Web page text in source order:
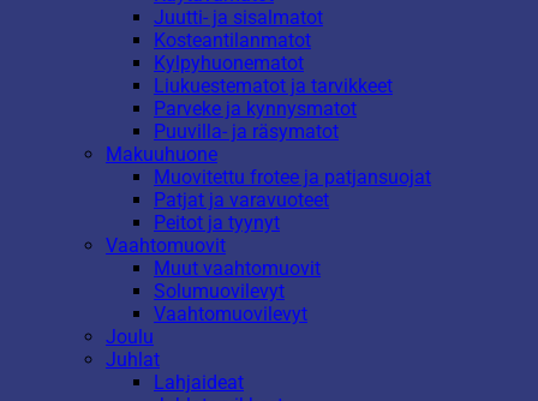
Juutti- ja sisalmatot
Kosteantilanmatot
Kylpyhuonematot
Liukuestematot ja tarvikkeet
Parveke ja kynnysmatot
Puuvilla- ja räsymatot
Makuuhuone
Muovitettu frotee ja patjansuojat
Patjat ja varavuoteet
Peitot ja tyynyt
Vaahtomuovit
Muut vaahtomuovit
Solumuovilevyt
Vaahtomuovilevyt
Joulu
Juhlat
Lahjaideat